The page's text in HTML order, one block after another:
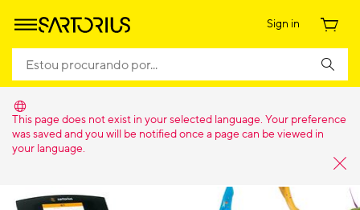
Sign in
This page does not exist in your selected language. Your preference
was saved and you will be notified once a page can be viewed in
your language.